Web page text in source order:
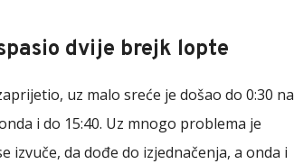
dvije brejk lopte
uz malo sreće je došao do 0:30 na
i do 15:40. Uz mnogo problema je
izvuče, da dođe do izjednačenja, a onda i